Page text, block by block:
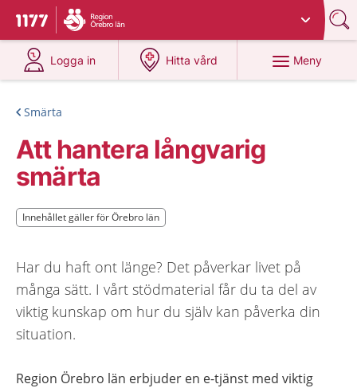
Till startsidan för 1177
Du har valt region
Logga in
på 1177.se
Hitta vård
på 1177.se
Meny
Smärta
Att hantera långvarig
smärta
Innehållet gäller för Örebro län
Innehållet gäller för Örebro län
Har du haft ont länge? Det påverkar livet på
många sätt. I vårt stödmaterial får du ta del av
viktig kunskap om hur du själv kan påverka din
situation.
Region Örebro län erbjuder en e-tjänst med viktig